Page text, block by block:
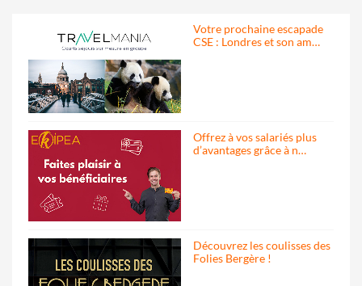
Votre prochaine escapade
CSE : Londres et son am…
Offrez à vos salariés plus
d’avantages grâce à n…
Découvrez les coulisses des
Folies Bergère !